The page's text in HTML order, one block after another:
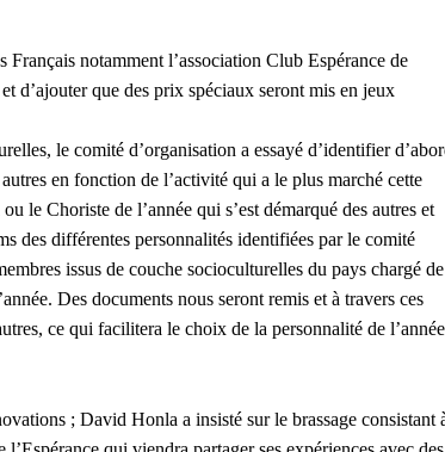
notamment l’association Club Espérance de
d’ajouter que des prix spéciaux seront mis en jeux
le comité d’organisation a essayé d’identifier
en fonction de l’activité qui a le plus marché cette
le Choriste de l’année qui s’est démarqué des autres et
des différentes personnalités identifiées par le comité
issus de couche socioculturelles du pays chargé de
Des documents nous seront remis et à travers ces
ce qui facilitera le choix de la personnalité de l’année
; David Honla a insisté sur le brassage consistant